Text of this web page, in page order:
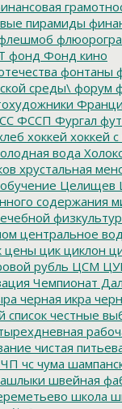
пирамиды
фонд Фонд кино
фонтаны
среды\ форум
ФССП Фургал
хоккей хоккей
вода
хрустальная
Целищев
содержания
центральное
цены цик циклон
рубль ЦСМ
Чемпионат
черная икра
списокчестные
чистая
ЧП чс чума
швейная
школа